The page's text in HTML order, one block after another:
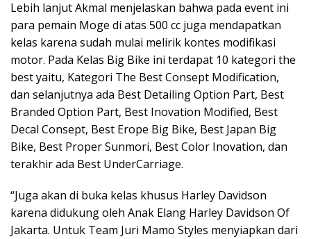
Lebih lanjut Akmal menjelaskan bahwa pada event ini
para pemain Moge di atas 500 cc juga mendapatkan
kelas karena sudah mulai melirik kontes modifikasi
motor. Pada Kelas Big Bike ini terdapat 10 kategori the
best yaitu, Kategori The Best Consept Modification,
dan selanjutnya ada Best Detailing Option Part, Best
Branded Option Part, Best Inovation Modified, Best
Decal Consept, Best Erope Big Bike, Best Japan Big
Bike, Best Proper Sunmori, Best Color Inovation, dan
terakhir ada Best UnderCarriage.
“Juga akan di buka kelas khusus Harley Davidson
karena didukung oleh Anak Elang Harley Davidson Of
Jakarta. Untuk Team Juri Mamo Styles menyiapkan dari